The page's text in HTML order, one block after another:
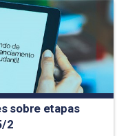
sobre etapas
2